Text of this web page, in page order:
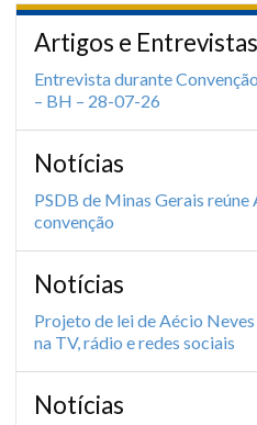
Artigos e Entrevistas
Entrevista durante
– BH – 28-07-26
Notícias
PSDB de Minas Gerais reúne
convenção
Notícias
Projeto de lei de Aécio
na TV, rádio e redes sociais
Notícias